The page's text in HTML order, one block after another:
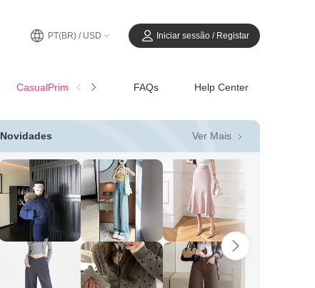
PT(BR) / USD Iniciar sessão / Registar
CasualPrimavera-Verão FAQs Help Center
Novidades Ver Mais 